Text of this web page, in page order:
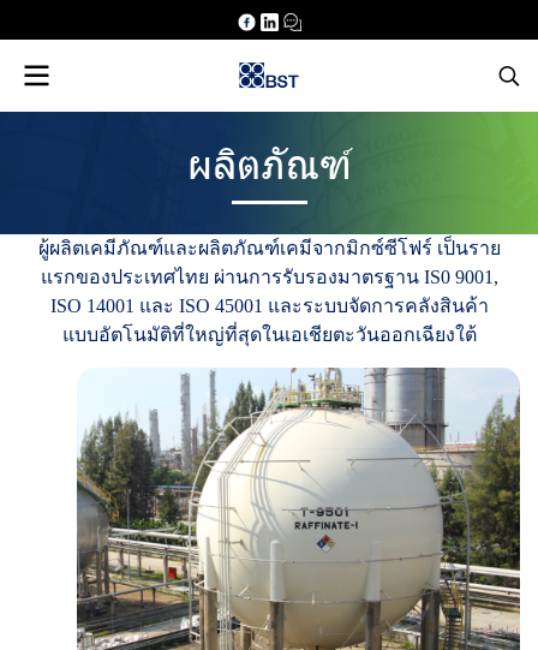
ผลิตภัณฑ์
ผู้ผลิตเคมีภัณฑ์และผลิตภัณฑ์เคมีจากมิกซ์ซีโฟร์ เป็นราย
แรกของประเทศไทย ผ่านการรับรองมาตรฐาน IS0 9001 ,
ISO 14001 และ ISO 45001 และระบบจัดการคลังสินค้า
แบบอัตโนมัติที่ใหญ่ที่สุดในเอเชียตะวันออกเฉียงใต้